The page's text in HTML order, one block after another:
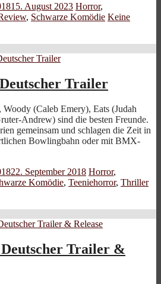
15. August 2023 Horror,
, Schwarze Komödie Keine
Trailer
(Caleb Emery), Eats (Judah
Andrew) sind die besten Freunde.
gemeinsam und schlagen die Zeit in
Bowlingbahn oder mit BMX-
22. September 2018 Horror,
Komödie, Teeniehorror, Thriller
Trailer &